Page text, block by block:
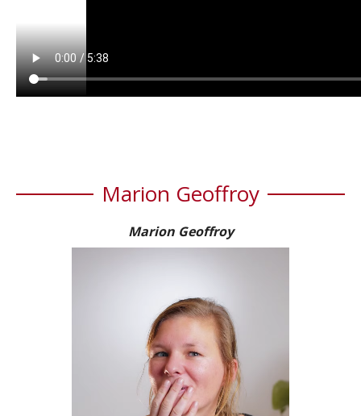
Marion Geoffroy
Marion Geoffroy